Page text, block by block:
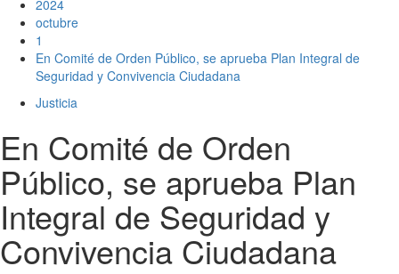
2024
octubre
1
En Comité de Orden Público, se aprueba Plan Integral de
Seguridad y Convivencia Ciudadana
Justicia
En Comité de Orden
Público, se aprueba Plan
Integral de Seguridad y
Convivencia Ciudadana